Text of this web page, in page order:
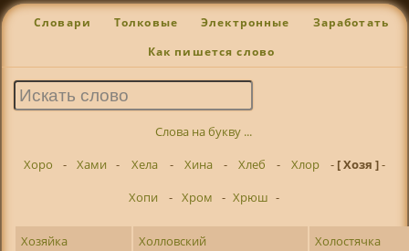
Словари Толковые Электронные Заработать
Как пишется слово
Слова на букву ...
Хоро
- Хами - Хела - Хина - Хлеб - Хлор - [ Хозя ]-
Хопи
- Хром - Хрюш -
Хозяйка Холловский
Холостячка